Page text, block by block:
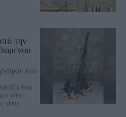
την
και
στο
στο